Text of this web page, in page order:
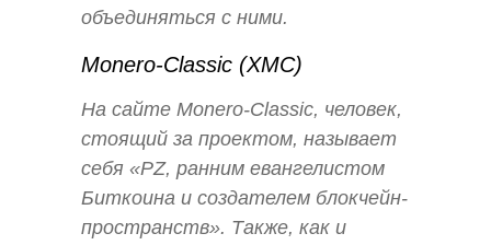
объединяться с ними.
Monero-Classic (XMC)
На сайте Monero-Classic, человек,
стоящий за проектом, называет
себя «PZ, ранним евангелистом
Биткоина и создателем блокчейн-
пространств». Также, как и